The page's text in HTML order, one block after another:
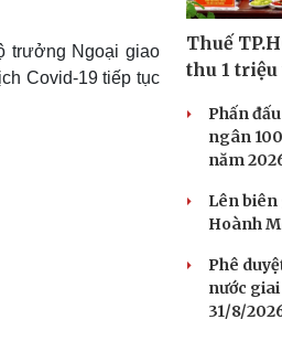
Doanh nghiệp 24h
Doanh nhân
Vì cộng đồng
trưởng Ngoại giao
Covid-19 tiếp tục
Thuế
thu 1
Phấn
ngân
năm
Lên biên
Hoành
Phê
nước
31/8/